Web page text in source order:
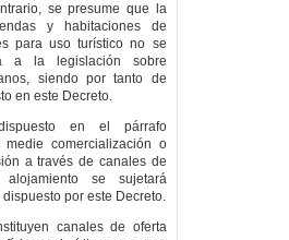
se presume que la
y habitaciones de
para uso turístico no se
a la legislación sobre
siendo por tanto de
en este Decreto.
en el párrafo
medie comercialización o
a través de canales de
se sujetará
por este Decreto.
canales de oferta